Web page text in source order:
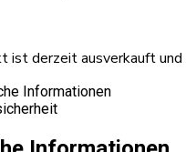
ist derzeit ausverkauft und
Informationen